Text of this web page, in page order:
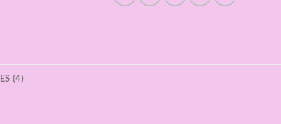
(4)